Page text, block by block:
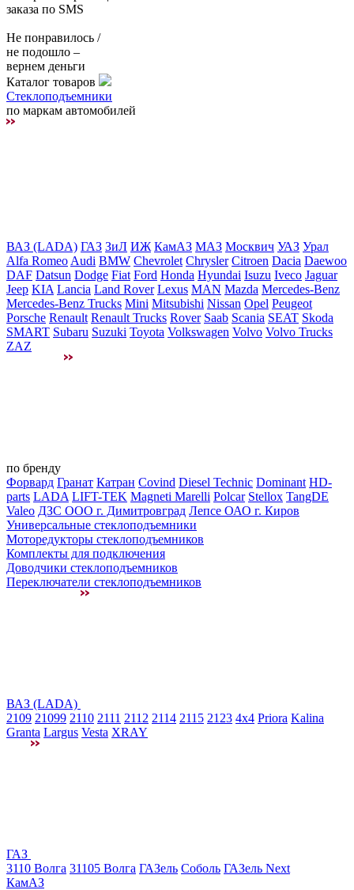
заказа по SMS
Не понравилось /
не подошло –
вернем деньги
Каталог товаров
Стеклоподъемники
по маркам автомобилей
ВАЗ (LADA) ГАЗ ЗиЛ ИЖ КамАЗ МАЗ Москвич УАЗ Урал
Alfa Romeo Audi BMW Chevrolet Chrysler Citroen Dacia Daewoo
DAF Datsun Dodge Fiat Ford Honda Hyundai Isuzu Iveco Jaguar
Jeep KIA Lancia Land Rover Lexus MAN Mazda Mercedes-Benz
Mercedes-Benz Trucks Mini Mitsubishi Nissan Opel Peugeot
Porsche Renault Renault Trucks Rover Saab Scania SEAT Skoda
SMART Subaru Suzuki Toyota Volkswagen Volvo Volvo Trucks
ZAZ
по бренду
Форвард Гранат Катран Covind Diesel Technic Dominant HD-
parts LADA LIFT-TEK Magneti Marelli Polcar Stellox TangDE
Valeo ДЗС ООО г. Димитровград Лепсе ОАО г. Киров
Универсальные стеклоподъемники
Моторедукторы стеклоподъемников
Комплекты для подключения
Доводчики стеклоподъемников
Переключатели стеклоподъемников
ВАЗ (LADA)
2109 21099 2110 2111 2112 2114 2115 2123 4x4 Priora Kalina
Granta Largus Vesta XRAY
ГАЗ
3110 Волга 31105 Волга ГАЗель Соболь ГАЗель Next
КамАЗ